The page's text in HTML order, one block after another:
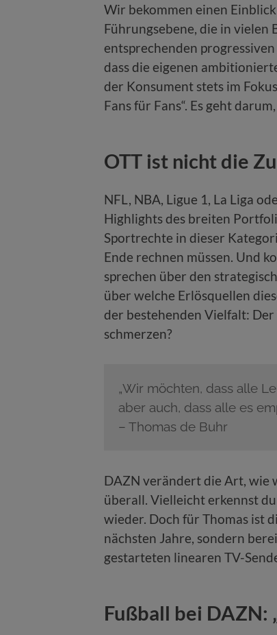
Wir bekommen einen
Führungsebene, die in
entsprechenden
dass die eigenen
der Konsument stets im
Fans für Fans“. Es geht
OTT ist nicht die
NFL, NBA, Ligue 1, La Liga
Highlights des breiten
Sportrechte in dieser
Ende rechnen müssen. Und
sprechen über den
über welche Erlösquellen
der bestehenden Vielfalt:
schmerzen?
„Wir möchten, dass alle
aber auch, dass alle es
– Thomas de Buhr
DAZN verändert die Art, wie
überall. Vielleicht erkennst
wieder. Doch für Thomas ist
nächsten Jahre, sondern
gestarteten linearen TV-
Fußball bei DAZN: